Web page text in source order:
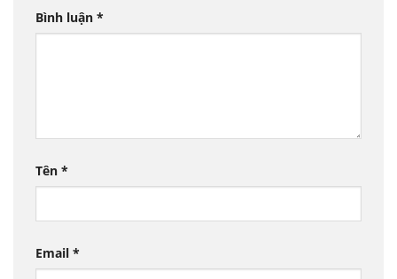
Bình luận *
Tên *
Email *